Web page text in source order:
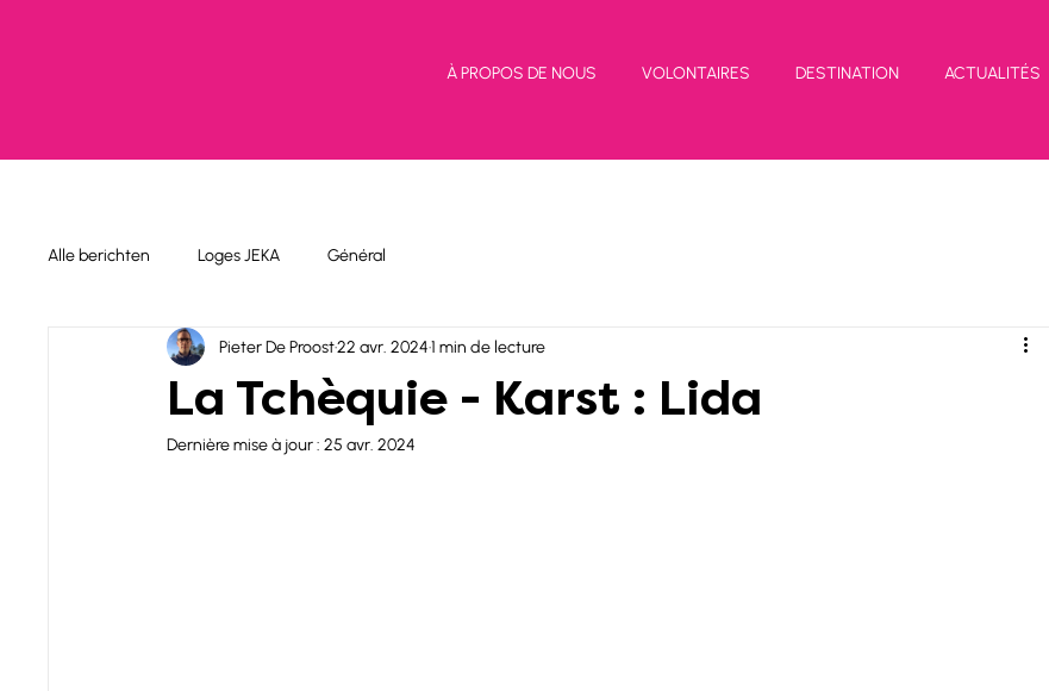
À PROPOS DE NOUS VOLONTAIRES DESTINATION ACTUALITÉS
Alle berichten Loges JEKA Général
La Tchèquie - Karst : Lida
Pieter De Proost22 avr. 20241 min de lecture
Dernière mise à jour : 25 avr. 2024